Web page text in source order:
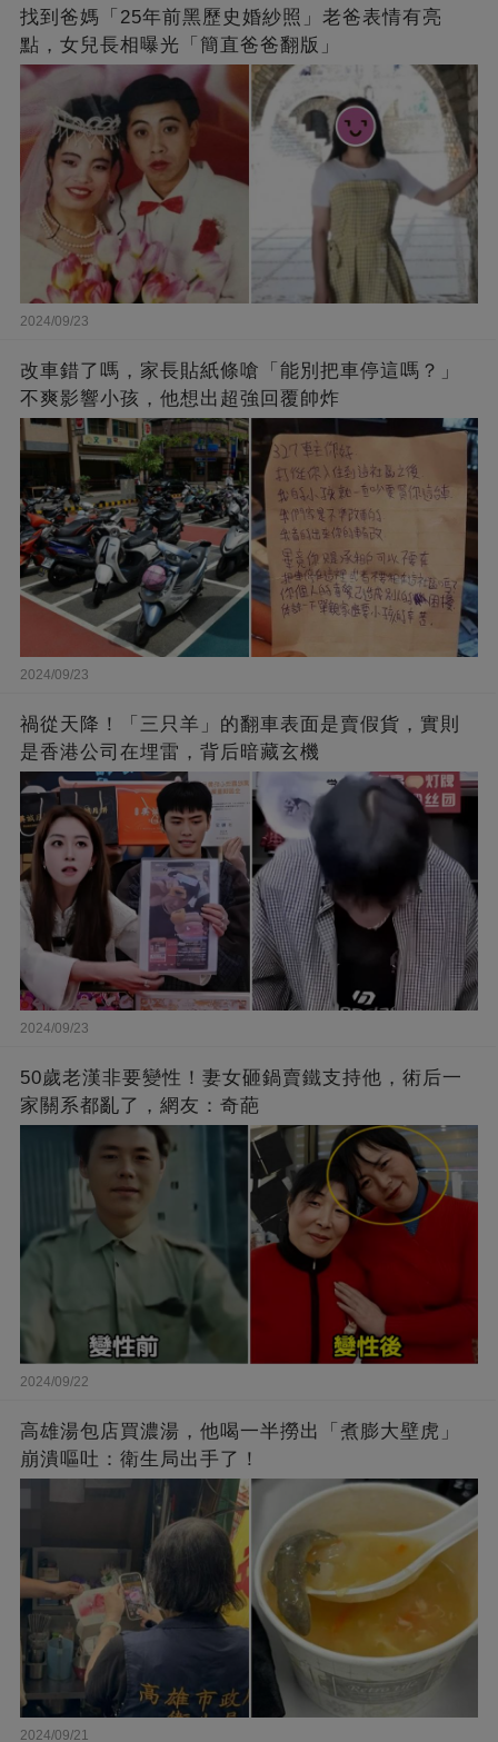
找到爸媽「25年前黑歷史婚紗照」老爸表情有亮
點，女兒長相曝光「簡直爸爸翻版」
2024/09/23
改車錯了嗎，家長貼紙條嗆「能別把車停這嗎？」
不爽影響小孩，他想出超強回覆帥炸
2024/09/23
禍從天降！「三只羊」的翻車表面是賣假貨，實則
是香港公司在埋雷，背后暗藏玄機
2024/09/23
50歲老漢非要變性！妻女砸鍋賣鐵支持他，術后一
家關系都亂了，網友：奇葩
2024/09/22
高雄湯包店買濃湯，他喝一半撈出「煮膨大壁虎」
崩潰嘔吐：衛生局出手了！
2024/09/21